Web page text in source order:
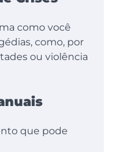
como você
como, por
ou violência
que pode